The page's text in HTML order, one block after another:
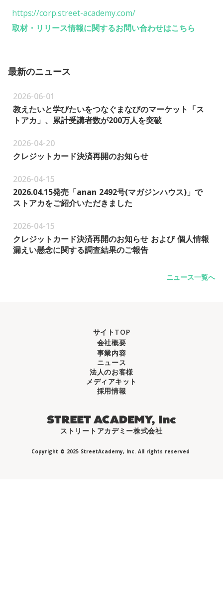
https://corp.street-academy.com/
取材・リリース情報に関するお問い合わせはこちら
最新のニュース
2026-06-01
教えたいと学びたいをつなぐまなびのマーケット「ス
トアカ」、累計受講者数が200万人を突破
2026-04-20
クレジットカード決済再開のお知らせ
2026-04-15
2026.04.15発売「anan 2492号(マガジンハウス)」で
ストアカをご紹介いただきました
2026-04-15
クレジットカード決済再開のお知らせ および 個人情報
漏えい懸念に関する調査結果のご報告
ニュース一覧へ
サイトTOP
会社概要
事業内容
ニュース
法人のお客様
メディアキット
採用情報
ストリートアカデミー株式会社
Copyright © 2025 StreetAcademy, Inc. All rights reserved